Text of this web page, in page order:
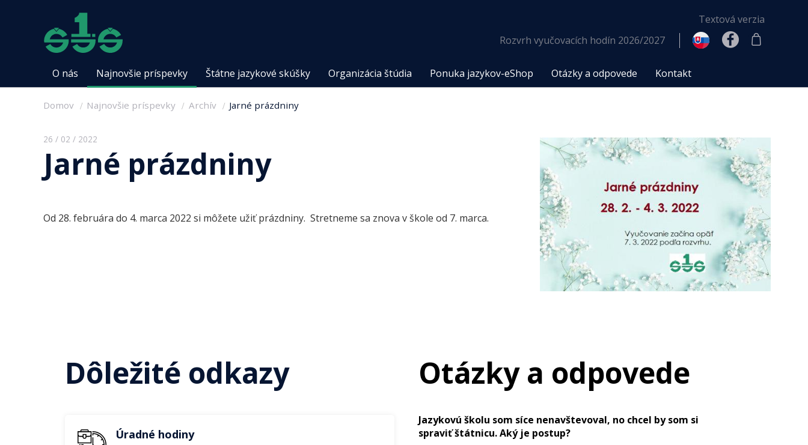
Textová verzia
Rozvrh vyučovacích hodín 2026/2027
O nás Najnovšie príspevky Štátne jazykové skúšky Organizácia štúdia Ponuka jazykov-eShop Otázky a odpovede Kontakt
Domov Najnovšie príspevky Archív Jarné prázdniny
26 / 02 / 2022
Jarné prázdniny
Od 28. februára do 4. marca 2022 si môžete užiť prázdniny. Stretneme sa znova v škole od 7. marca.
Dôležité odkazy
Úradné hodiny
Otázky a odpovede
Jazykovú školu som síce nenavštevoval, no chcel by som si
spraviť štátnicu. Aký je postup?